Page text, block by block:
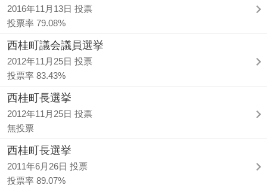
2016年11月13日 投票
投票率 79.08%
西桂町議会議員選挙
2012年11月25日 投票
投票率 83.43%
西桂町長選挙
2012年11月25日 投票
無投票
西桂町長選挙
2011年6月26日 投票
投票率 89.07%